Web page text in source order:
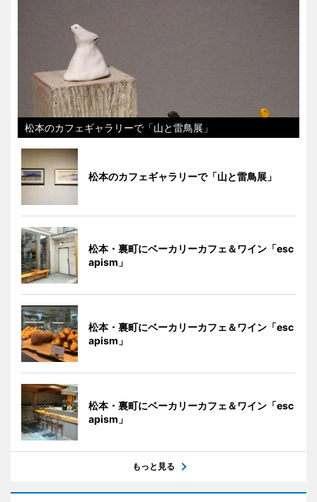
松本のカフェギャラリーで「山と雷鳥展」
松本のカフェギャラリーで「山と雷鳥展」
松本・裏町にベーカリーカフェ＆ワイン「esc
apism」
松本・裏町にベーカリーカフェ＆ワイン「esc
apism」
松本・裏町にベーカリーカフェ＆ワイン「esc
apism」
もっと見る